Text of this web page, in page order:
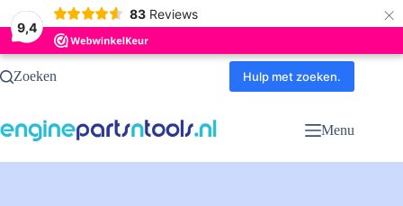
9,4
83 Reviews ×
Ga
naarZoeken Hulp met zoeken.
Menu